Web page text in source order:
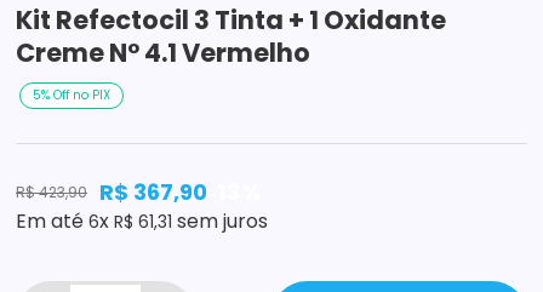
Kit Refectocil 3 Tinta + 1 Oxidante
Creme N° 4.1 Vermelho
5% Off no PIX
R$423,90 R$ 367,90
Em até 6x R$ 61,31 sem juros